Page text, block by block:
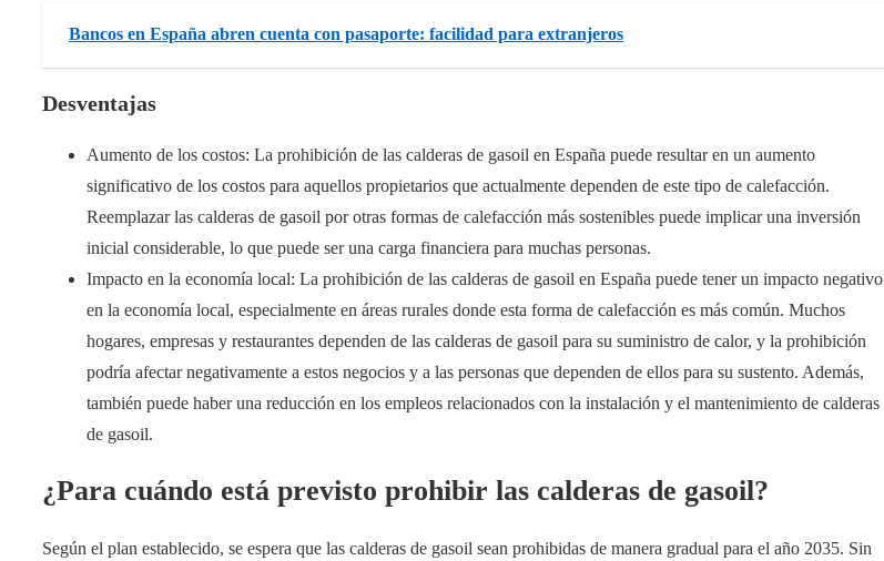
Bancos en España abren cuenta con pasaporte: facilidad para extranjeros
Desventajas
Aumento de los costos: La prohibición de las calderas de gasoil en España puede resultar en un aumento
significativo de los costos para aquellos propietarios que actualmente dependen de este tipo de calefacción.
Reemplazar las calderas de gasoil por otras formas de calefacción más sostenibles puede implicar una inversión
inicial considerable, lo que puede ser una carga financiera para muchas personas.
Impacto en la economía local: La prohibición de las calderas de gasoil en España puede tener un impacto negativo
en la economía local, especialmente en áreas rurales donde esta forma de calefacción es más común. Muchos
hogares, empresas y restaurantes dependen de las calderas de gasoil para su suministro de calor, y la prohibición
podría afectar negativamente a estos negocios y a las personas que dependen de ellos para su sustento. Además,
también puede haber una reducción en los empleos relacionados con la instalación y el mantenimiento de calderas
de gasoil.
¿Para cuándo está previsto prohibir las calderas de gasoil?
Según el plan establecido, se espera que las calderas de gasoil sean prohibidas de manera gradual para el año 2035. Sin